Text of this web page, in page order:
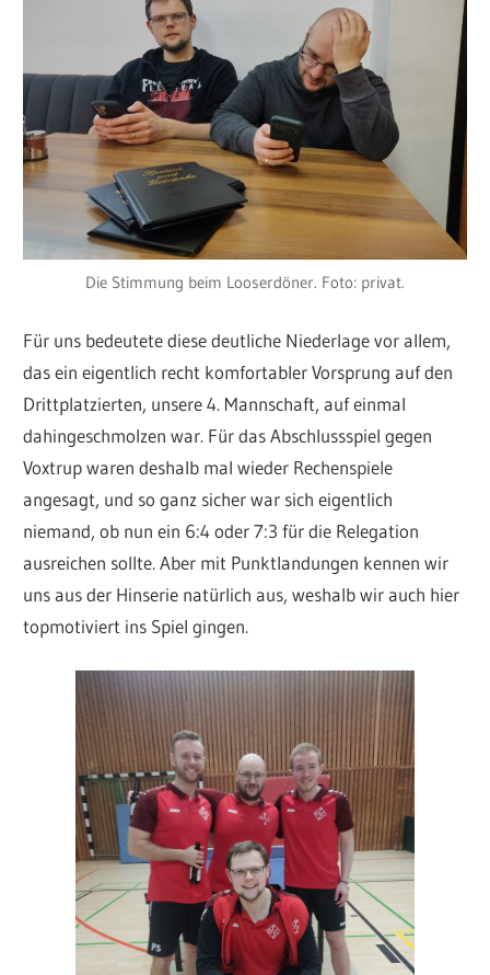
Die Stimmung beim Looserdöner. Foto: privat.
Für uns bedeutete diese deutliche Niederlage vor allem,
das ein eigentlich recht komfortabler Vorsprung auf den
Drittplatzierten, unsere 4. Mannschaft, auf einmal
dahingeschmolzen war. Für das Abschlussspiel gegen
Voxtrup waren deshalb mal wieder Rechenspiele
angesagt, und so ganz sicher war sich eigentlich
niemand, ob nun ein 6:4 oder 7:3 für die Relegation
ausreichen sollte. Aber mit Punktlandungen kennen wir
uns aus der Hinserie natürlich aus, weshalb wir auch hier
topmotiviert ins Spiel gingen.